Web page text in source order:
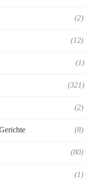
(2)
(12)
(1)
(321)
(2)
(8)
(80)
(1)